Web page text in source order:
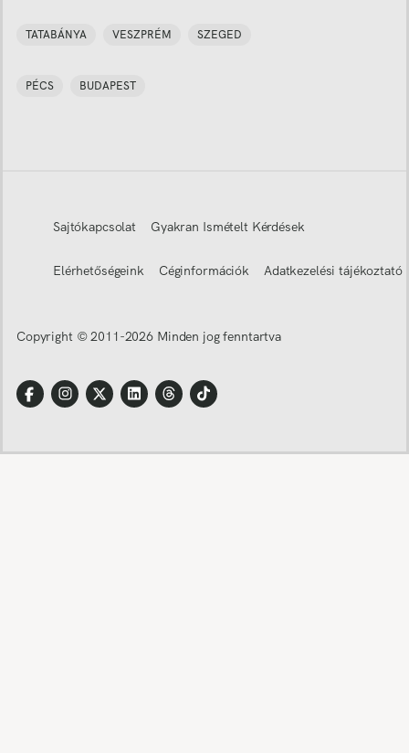
TATABÁNYA VESZPRÉM SZEGED
PÉCS BUDAPEST
Sajtókapcsolat Gyakran Ismételt Kérdések
Elérhetőségeink Céginformációk Adatkezelési tájékoztató
Copyright © 2011-2026 Minden jog fenntartva